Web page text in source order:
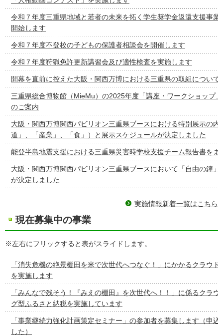
令和７年度三重県地域と若者の未来を拓く学生奨学金返還支援事業
開始します
令和７年度不登校の子どもの保護者相談会を開催します
令和７年度狩猟免許更新講習会及び適性検査を実施します
開幕を直前に控えた大阪・関西万博における三重県の取組について
三重県総合博物館（MieMu）の2025年度「講座・ワークショップ
のご案内
大阪・関西万博関西パビリオン三重県ブースにおける特別展示の内
道」、「産業」、「食」）と展示スケジュールが決定しました
能登半島地震支援における三重県災害時学校支援チーム報告書をま
大阪・関西万博関西パビリオン三重県ブースにおいて「自由の鐘」
が決定しました
実施情報新着一覧はこちら
現在募集中の事業
※左右にフリックすると表がスライドします。
「消失危機の絶景棚田を米で次世代へつなぐ！」にかかるクラウ
を実施します
「みんなで残そう！『みえの棚田』を次世代へ！！」に係るクラ
グ型ふるさと納税を実施しています
「事業継続力強化計画策定セミナー」の参加者を募集します（申
した）